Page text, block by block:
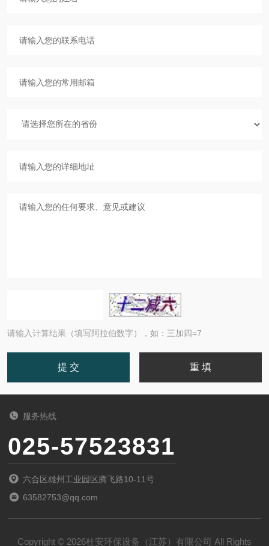
请输入计算结果（填写阿拉伯数字），如：三加四=7
服务热线
025-57523831
六合区雄州工业园区腾飞路10-11号
63582753@qq.com
Copyright © 2026杜安环保设备（江苏）有限公司 All Rights